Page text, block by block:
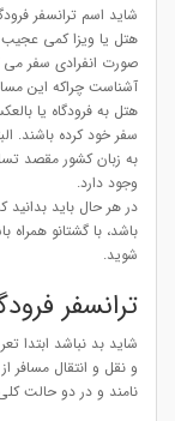
شاید اسم ترانسفر
هتل یا ویزا کمی عجیب
صورت انفرادی سفر می
آشناست چراکه این
هتل به فرودگاه یا
سفر خود کرده باشند.
به زبان کشور مقصد
وجود دارد.
در هر حال باید
باشد، با گشتانو همراه
شوید.
ترانسفر
شاید بد نباشد ابتدا
و نقل و انتقال مسافر
نامند و در دو حالت